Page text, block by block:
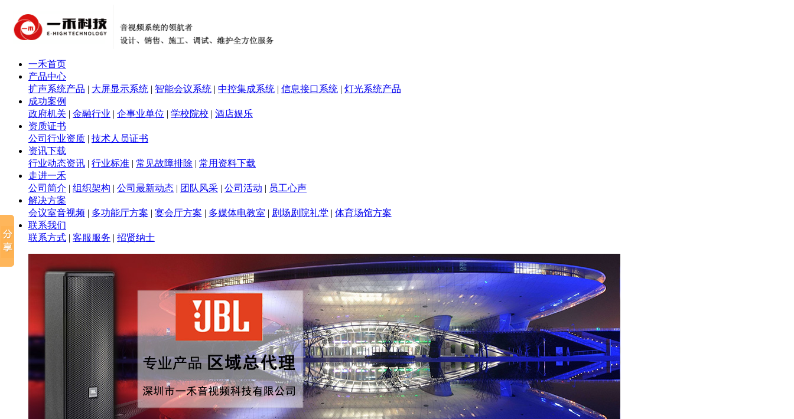
一禾首页
产品中心
扩声系统产品 | 大屏显示系统 | 智能会议系统 | 中控集成系统 | 信息接口系统 | 灯光系统产品
成功案例
政府机关 | 金融行业 | 企事业单位 | 学校院校 | 酒店娱乐
资质证书
公司行业资质 | 技术人员证书
资讯下载
行业动态资讯 | 行业标准 | 常见故障排除 | 常用资料下载
走进一禾
公司简介 | 组织架构 | 公司最新动态 | 团队风采 | 公司活动 | 员工心声
解决方案
会议室音视频 | 多功能厅方案 | 宴会厅方案 | 多媒体电教室 | 剧场剧院礼堂 | 体育场馆方案
联系我们
联系方式 | 客服服务 | 招贤纳士